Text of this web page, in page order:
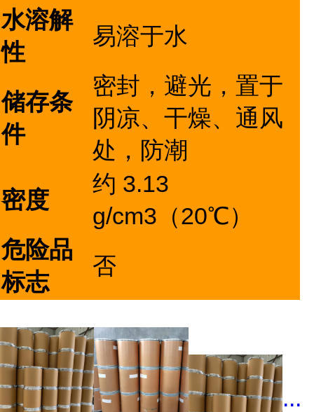
水溶解
性
易溶于水
储存条
件
密封，避光，置于
阴凉、干燥、通风
处，防潮
密度
约 3.13
g/cm3（20℃）
危险品
标志
否
...